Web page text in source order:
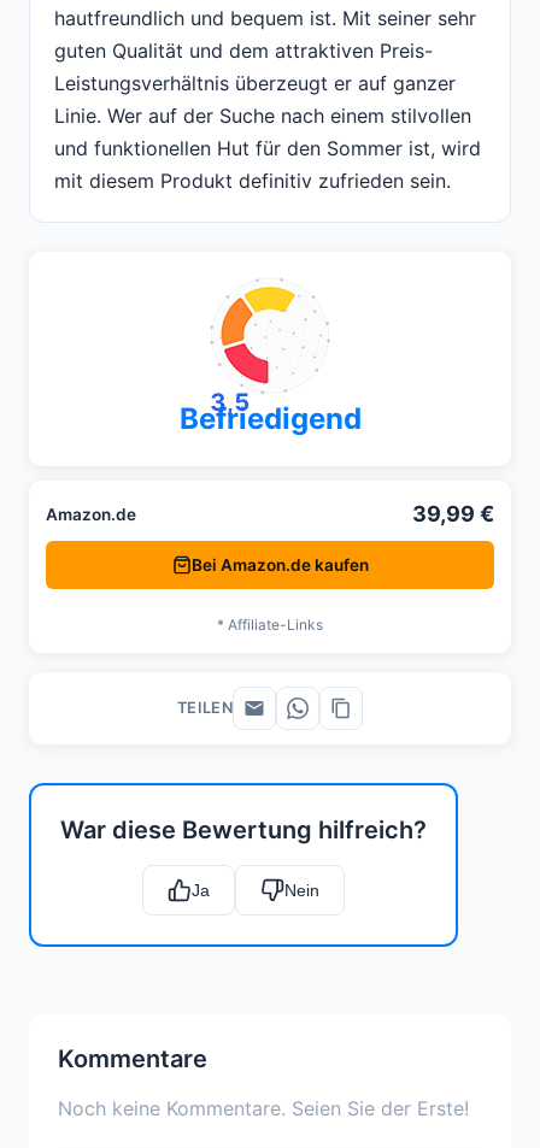
hautfreundlich und bequem ist. Mit seiner sehr
guten Qualität und dem attraktiven Preis-
Leistungsverhältnis überzeugt er auf ganzer
Linie. Wer auf der Suche nach einem stilvollen
und funktionellen Hut für den Sommer ist, wird
mit diesem Produkt definitiv zufrieden sein.
War diese Bewertung hilfreich?
Ja Nein
Kommentare
Noch keine Kommentare. Seien Sie der Erste!
3,5
Befriedigend
Amazon.de 39,99 €
Bei Amazon.de kaufen
* Affiliate-Links
TEILEN